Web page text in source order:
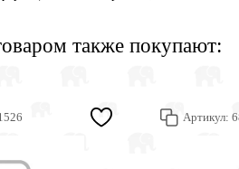
также покупают:
Артикул: